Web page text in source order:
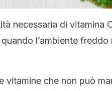
necessaria di vitamina
l’ambiente
vitamine che non può